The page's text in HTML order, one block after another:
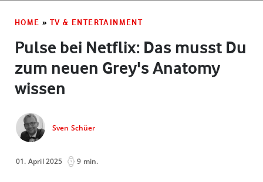
HOME » TV & ENTERTAINMENT
Pulse bei Netflix: Das musst Du
zum neuen Grey's Anatomy
wissen
Sven Schüer
01. April 2025 9 min.